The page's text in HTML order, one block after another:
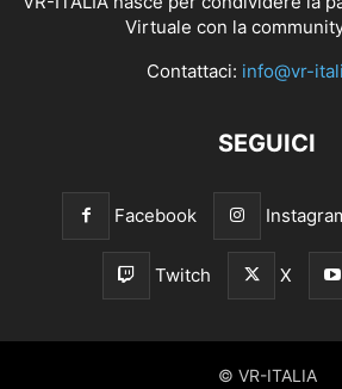
Virtuale con la
Contattaci: info@vr-
SEGUICI
Facebook
Twitch X
© VR-ITALIA